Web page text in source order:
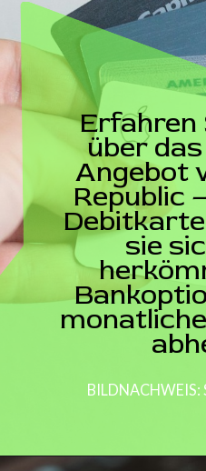
Erfahren
über
Angebot
Republic
sie
BILDNACHWEIS: